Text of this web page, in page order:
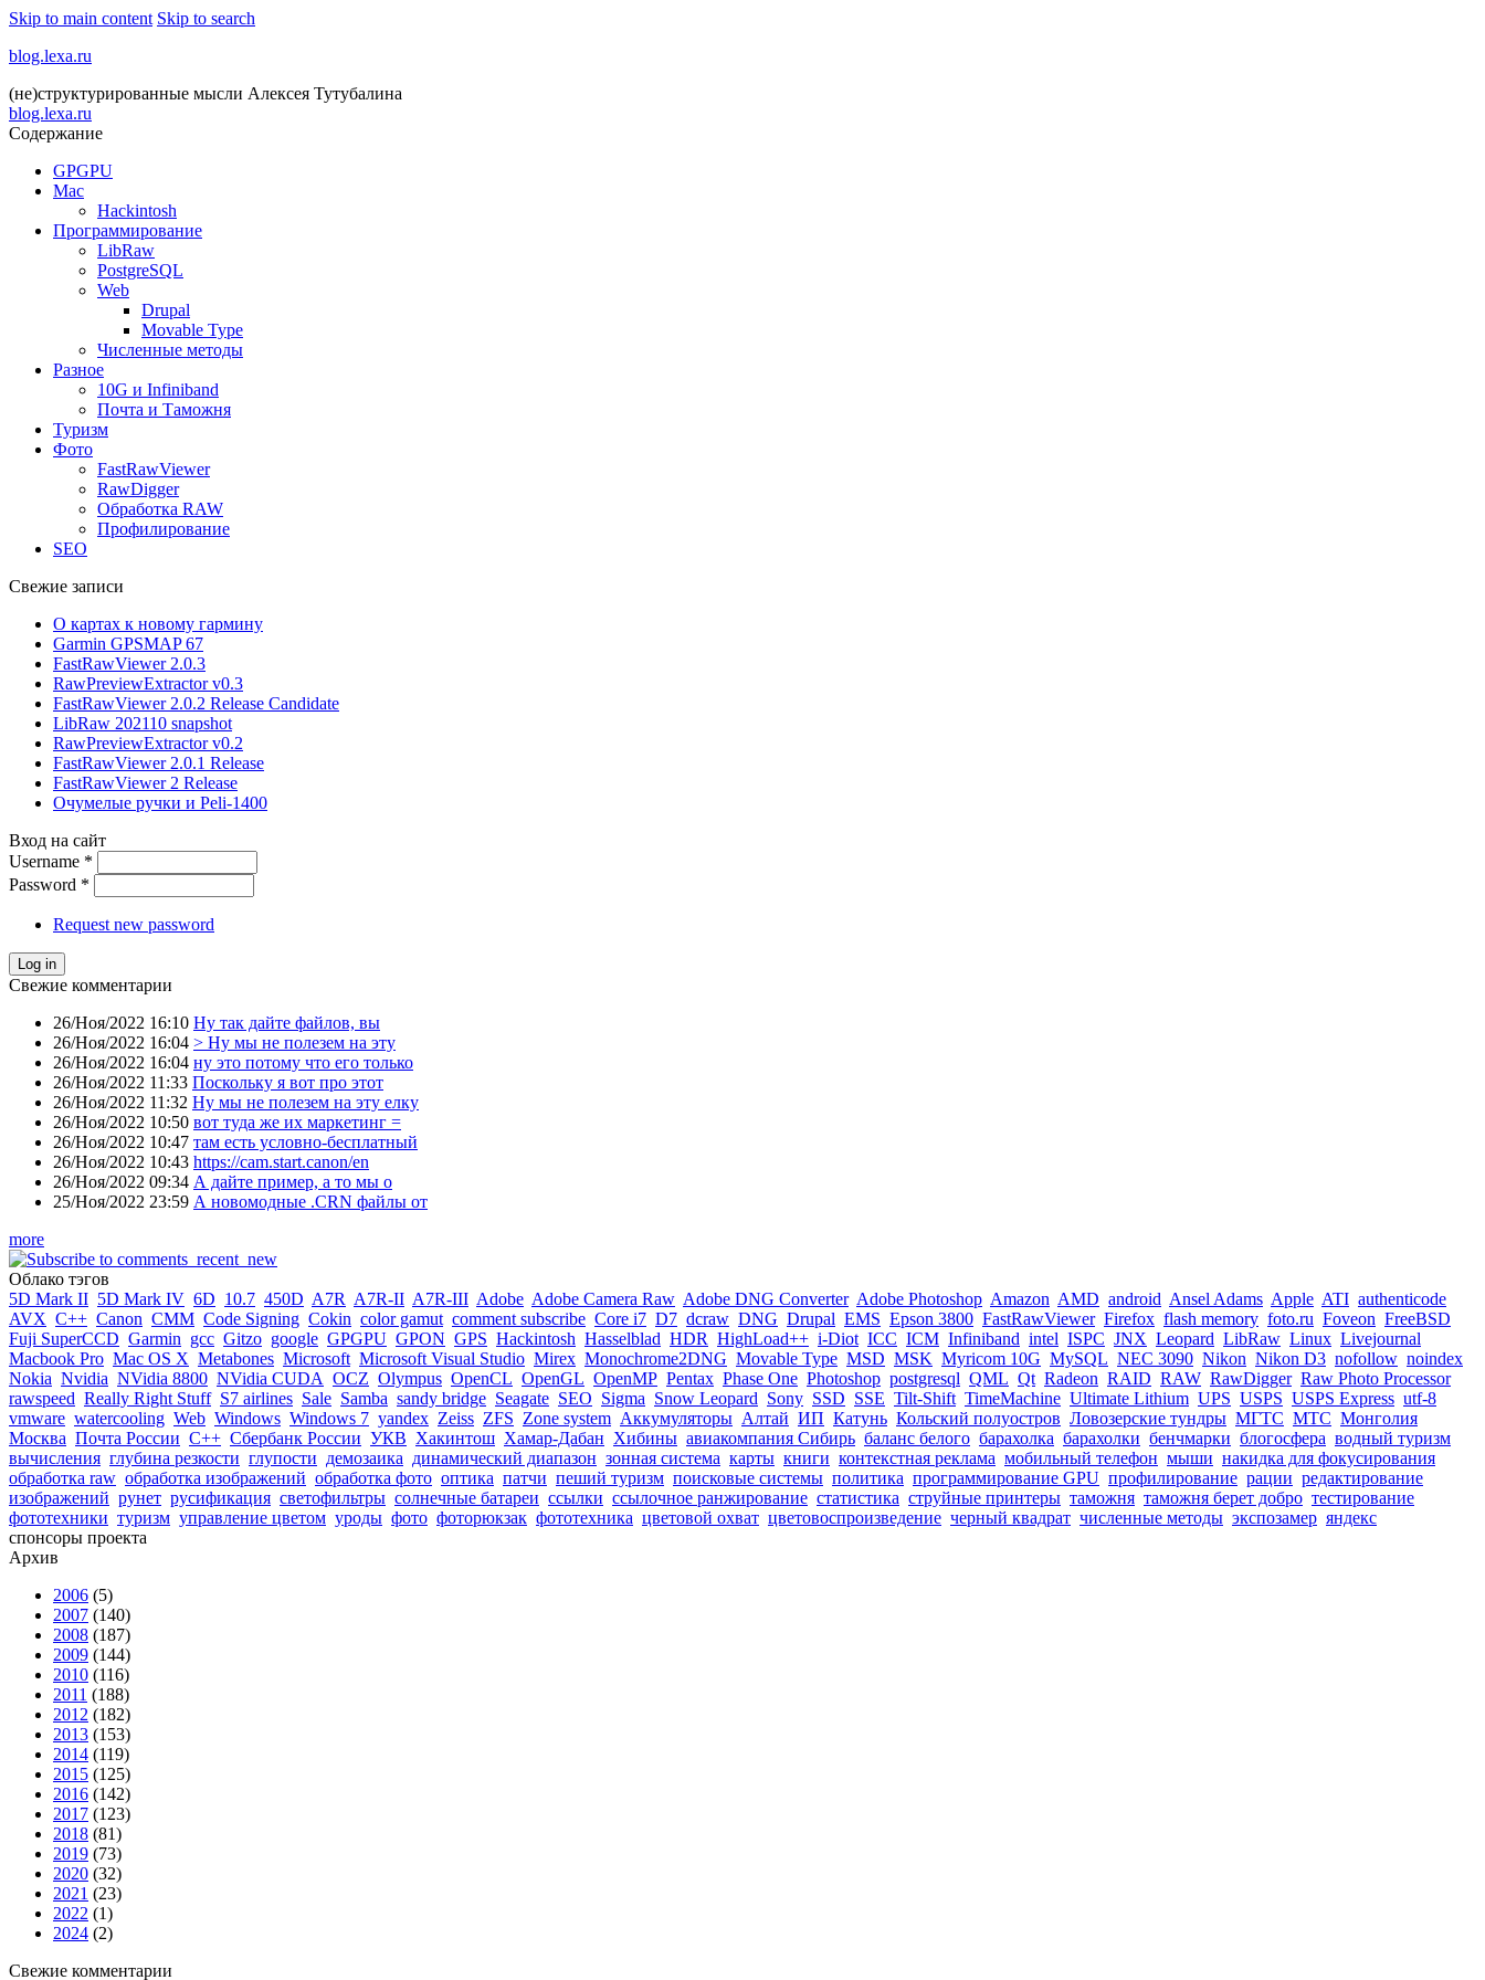
Skip to main content Skip to search
blog.lexa.ru
(не)структурированные мысли Алексея Тутубалина
blog.lexa.ru
Содержание
GPGPU
Mac
Hackintosh
Программирование
LibRaw
PostgreSQL
Web
Drupal
Movable Type
Численные методы
Разное
10G и Infiniband
Почта и Таможня
Туризм
Фото
FastRawViewer
RawDigger
Обработка RAW
Профилирование
SEO
Свежие записи
О картах к новому гармину
Garmin GPSMAP 67
FastRawViewer 2.0.3
RawPreviewExtractor v0.3
FastRawViewer 2.0.2 Release Candidate
LibRaw 202110 snapshot
RawPreviewExtractor v0.2
FastRawViewer 2.0.1 Release
FastRawViewer 2 Release
Очумелые ручки и Peli-1400
Вход на сайт
Username *
Password *
Request new password
Свежие комментарии
26/Ноя/2022 16:10 Ну так дайте файлов, вы
26/Ноя/2022 16:04 > Ну мы не полезем на эту
26/Ноя/2022 16:04 ну это потому что его только
26/Ноя/2022 11:33 Поскольку я вот про этот
26/Ноя/2022 11:32 Ну мы не полезем на эту елку
26/Ноя/2022 10:50 вот туда же их маркетинг =
26/Ноя/2022 10:47 там есть условно-бесплатный
26/Ноя/2022 10:43 https://cam.start.canon/en
26/Ноя/2022 09:34 А дайте пример, а то мы о
25/Ноя/2022 23:59 А новомодные .CRN файлы от
more
Облако тэгов
5D Mark II 5D Mark IV 6D 10.7 450D A7R A7R-II A7R-III Adobe Adobe Camera Raw Adobe DNG Converter Adobe Photoshop Amazon AMD android Ansel Adams Apple ATI authenticode
AVX C++ Canon CMM Code Signing Cokin color gamut comment subscribe Core i7 D7 dcraw DNG Drupal EMS Epson 3800 FastRawViewer Firefox flash memory foto.ru Foveon FreeBSD
Fuji SuperCCD Garmin gcc Gitzo google GPGPU GPON GPS Hackintosh Hasselblad HDR HighLoad++ i-Diot ICC ICM Infiniband intel ISPC JNX Leopard LibRaw Linux Livejournal
Macbook Pro Mac OS X Metabones Microsoft Microsoft Visual Studio Mirex Monochrome2DNG Movable Type MSD MSK Myricom 10G MySQL NEC 3090 Nikon Nikon D3 nofollow noindex
Nokia Nvidia NVidia 8800 NVidia CUDA OCZ Olympus OpenCL OpenGL OpenMP Pentax Phase One Photoshop postgresql QML Qt Radeon RAID RAW RawDigger Raw Photo Processor
rawspeed Really Right Stuff S7 airlines Sale Samba sandy bridge Seagate SEO Sigma Snow Leopard Sony SSD SSE Tilt-Shift TimeMachine Ultimate Lithium UPS USPS USPS Express utf-8
vmware watercooling Web Windows Windows 7 yandex Zeiss ZFS Zone system Аккумуляторы Алтай ИП Катунь Кольский полуостров Ловозерские тундры МГТС МТС Монголия
Москва Почта России С++ Сбербанк России УКВ Хакинтош Хамар-Дабан Хибины авиакомпания Сибирь баланс белого барахолка барахолки бенчмарки блогосфера водный туризм
вычисления глубина резкости глупости демозаика динамический диапазон зонная система карты книги контекстная реклама мобильный телефон мыши накидка для фокусирования
обработка raw обработка изображений обработка фото оптика патчи пеший туризм поисковые системы политика программирование GPU профилирование рации редактирование
изображений рунет русификация светофильтры солнечные батареи ссылки ссылочное ранжирование статистика струйные принтеры таможня таможня берет добро тестирование
фототехники туризм управление цветом уроды фото фоторюкзак фототехника цветовой охват цветовоспроизведение черный квадрат численные методы экспозамер яндекс
спонсоры проекта
Архив
2006 (5)
2007 (140)
2008 (187)
2009 (144)
2010 (116)
2011 (188)
2012 (182)
2013 (153)
2014 (119)
2015 (125)
2016 (142)
2017 (123)
2018 (81)
2019 (73)
2020 (32)
2021 (23)
2022 (1)
2024 (2)
Свежие комментарии